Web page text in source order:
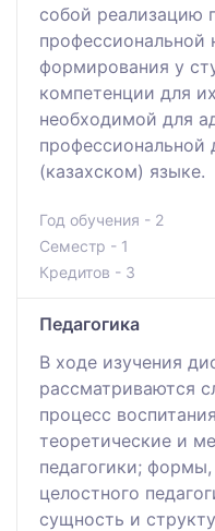
собой реализацию
профессиональной
формирования у
компетенции для
необходимой для
профессиональной
(казахском) языке.
Год обучения - 2
Семестр - 1
Кредитов - 3
Педагогика
В ходе изучения
рассматриваются
процесс
теоретические и
педагогики;
целостного
сущность и